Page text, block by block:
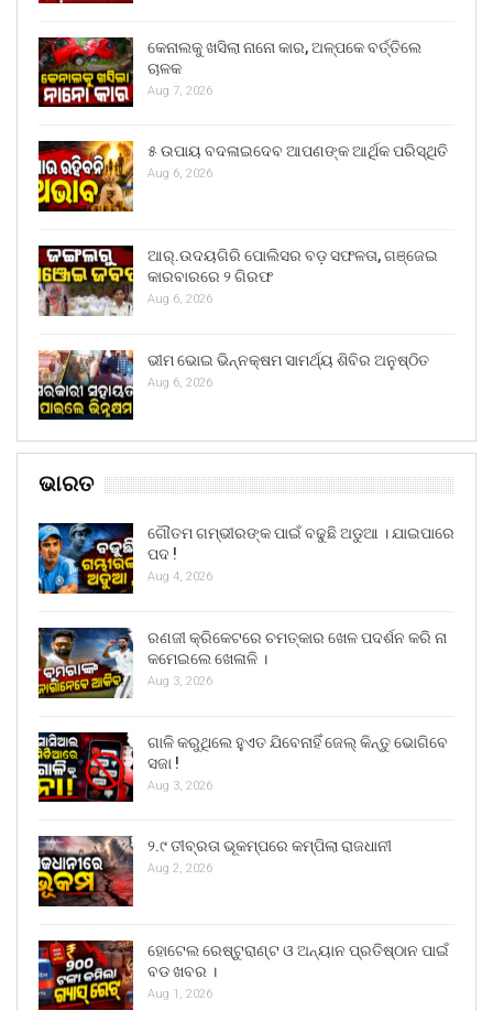
କେନାଲକୁ ଖସିଲା ନାନୋ କାର, ଅଳ୍ପକେ ବର୍ତ୍ତିଲେ
ଚାଳକ
Aug 7, 2026
୫ ଉପାୟ ବଦଳାଇଦେବ ଆପଣଙ୍କ ଆର୍ଥିକ ପରିସ୍ଥିତି
Aug 6, 2026
ଆର୍.ଉଦୟଗିରି ପୋଲିସର ବଡ଼ ସଫଳତା, ଗଞ୍ଜେଇ
କାରବାରରେ ୨ ଗିରଫ
Aug 6, 2026
ଭୀମ ଭୋଇ ଭିନ୍ନକ୍ଷମ ସାମର୍ଥ୍ୟ ଶିବିର ଅନୁଷ୍ଠିତ
Aug 6, 2026
ଭାରତ
ଗୌତମ ଗମ୍ଭୀରଙ୍କ ପାଇଁ ବଢୁଛି ଅଡୁଆ । ଯାଇପାରେ
ପଦ !
Aug 4, 2026
ରଣଜୀ କ୍ରିକେଟରେ ଚମତ୍କାର ଖେଳ ପଦର୍ଶନ କରି ନା
କମେଇଲେ ଖେଳାଳି ।
Aug 3, 2026
ଗାଳି କରୁଥିଲେ ହୁଏତ ଯିବେନାହିଁ ଜେଲ୍ କିନ୍ତୁ ଭୋଗିବେ
ସଜା !
Aug 3, 2026
୨.୯ ତୀବ୍ରତା ଭୂକମ୍ପରେ କମ୍ପିଲା ରାଜଧାନୀ
Aug 2, 2026
ହୋଟେଲ ରେଷ୍ଟୁରାଣ୍ଟ ଓ ଅନ୍ୟାନ ପ୍ରତିଷ୍ଠାନ ପାଇଁ
ବଡ ଖବର ।
Aug 1, 2026